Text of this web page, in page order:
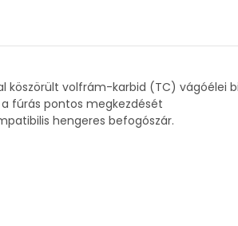
köszörült volfrám-karbid (TC) vágóélei
fúrás pontos megkezdését
hengeres befogószár.